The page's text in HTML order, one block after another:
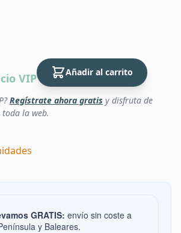
VIP Añadir al carrito
Regístrate ahora gratis y disfruta de
toda la web.
GRATIS: envío sin coste a
y Baleares.